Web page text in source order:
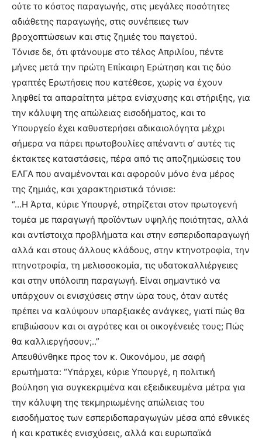
ούτε το κόστος παραγωγής, στις μεγάλες ποσότητες
αδιάθετης παραγωγής, στις συνέπειες των
βροχοπτώσεων και στις ζημιές του παγετού.
Τόνισε δε, ότι φτάνουμε στο τέλος Απριλίου, πέντε
μήνες μετά την πρώτη Επίκαιρη Ερώτηση και τις δύο
γραπτές Ερωτήσεις που κατέθεσε, χωρίς να έχουν
ληφθεί τα απαραίτητα μέτρα ενίσχυσης και στήριξης, για
την κάλυψη της απώλειας εισοδήματος, και το
Υπουργείο έχει καθυστερήσει αδικαιολόγητα μέχρι
σήμερα να πάρει πρωτοβουλίες απέναντι σ’ αυτές τις
έκτακτες καταστάσεις, πέρα από τις αποζημιώσεις του
ΕΛΓΑ που αναμένονται και αφορούν μόνο ένα μέρος
της ζημιάς, και χαρακτηριστικά τόνισε:
“…Η Άρτα, κύριε Υπουργέ, στηρίζεται στον πρωτογενή
τομέα με παραγωγή προϊόντων υψηλής ποιότητας, αλλά
και αντίστοιχα προβλήματα και στην εσπεριδοπαραγωγή
αλλά και στους άλλους κλάδους, στην κτηνοτροφία, την
πτηνοτροφία, τη μελισσοκομία, τις υδατοκαλλιέργειες
και στην υπόλοιπη παραγωγή. Είναι σημαντικό να
υπάρχουν οι ενισχύσεις στην ώρα τους, όταν αυτές
πρέπει να καλύψουν υπαρξιακές ανάγκες, γιατί πώς θα
επιβιώσουν και οι αγρότες και οι οικογένειές τους; Πώς
θα καλλιεργήσουν;..”
Απευθύνθηκε προς τον κ. Οικονόμου, με σαφή
ερωτήματα: “Υπάρχει, κύριε Υπουργέ, η πολιτική
βούληση για συγκεκριμένα και εξειδικευμένα μέτρα για
την κάλυψη της τεκμηριωμένης απώλειας του
εισοδήματος των εσπεριδοπαραγωγών μέσα από εθνικές
ή και κρατικές ενισχύσεις, αλλά και ευρωπαϊκά